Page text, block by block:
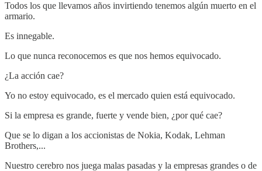
Todos los que llevamos años invirtiendo tenemos algún muerto en el
armario.
Es innegable.
Lo que nunca reconocemos es que nos hemos equivocado.
¿La acción cae?
Yo no estoy equivocado, es el mercado quien está equivocado.
Si la empresa es grande, fuerte y vende bien, ¿por qué cae?
Que se lo digan a los accionistas de Nokia, Kodak, Lehman
Brothers,...
Nuestro cerebro nos juega malas pasadas y la empresas grandes o de